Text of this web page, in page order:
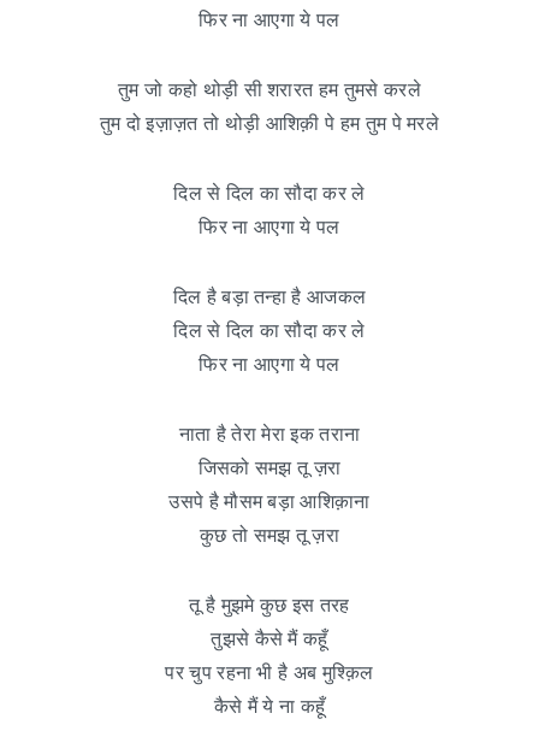
फिर ना आएगा ये पल
तुम जो कहो थोड़ी सी शरारत हम तुमसे करले
तुम दो इज़ाज़त तो थोड़ी आशिक़ी पे हम तुम पे मरले
दिल से दिल का सौदा कर ले
फिर ना आएगा ये पल
दिल है बड़ा तन्हा है आजकल
दिल से दिल का सौदा कर ले
फिर ना आएगा ये पल
नाता है तेरा मेरा इक तराना
जिसको समझ तू ज़रा
उसपे है मौसम बड़ा आशिक़ाना
कुछ तो समझ तू ज़रा
तू है मुझमे कुछ इस तरह
तुझसे कैसे मैं कहूँ
पर चुप रहना भी है अब मुश्क़िल
कैसे मैं ये ना कहूँ